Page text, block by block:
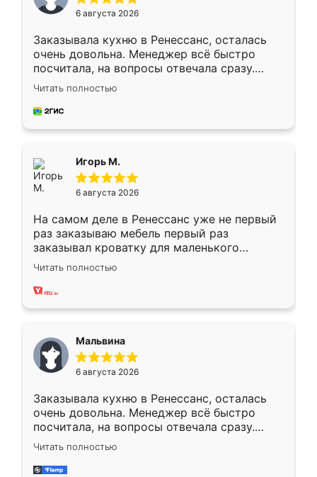
6 августа 2026
Заказывала кухню в Ренессанс, осталась
очень довольна. Менеджер всё быстро
посчитала, на вопросы отвечала сразу.
Замерщик приехал в субботу, подошёл к
делу со всей ответственностью. Собрали
за день, ребята работали аккуратно, даже
Читать полностью
Игорь М.
6 августа 2026
На самом деле в Ренессанс уже не первый
раз заказываю мебель первый раз
заказывал кроватку для маленького
ребёнка при его рождении ,во второй раз
заказал шкаф-купе. По качеству очень
хорошее сборка достаточно быстрая,
меньше, здесь же он более разнообразный.
Мне нравится ,если что-то потребуется из
мебели буду заказывать только здесь.
Читать полностью
Мальвина
6 августа 2026
Заказывала кухню в Ренессанс, осталась
очень довольна. Менеджер всё быстро
посчитала, на вопросы отвечала сразу.
Замерщик приехал в субботу, подошёл к
делу со всей ответственностью. Собрали
за день, ребята работали аккуратно, даже
Читать полностью